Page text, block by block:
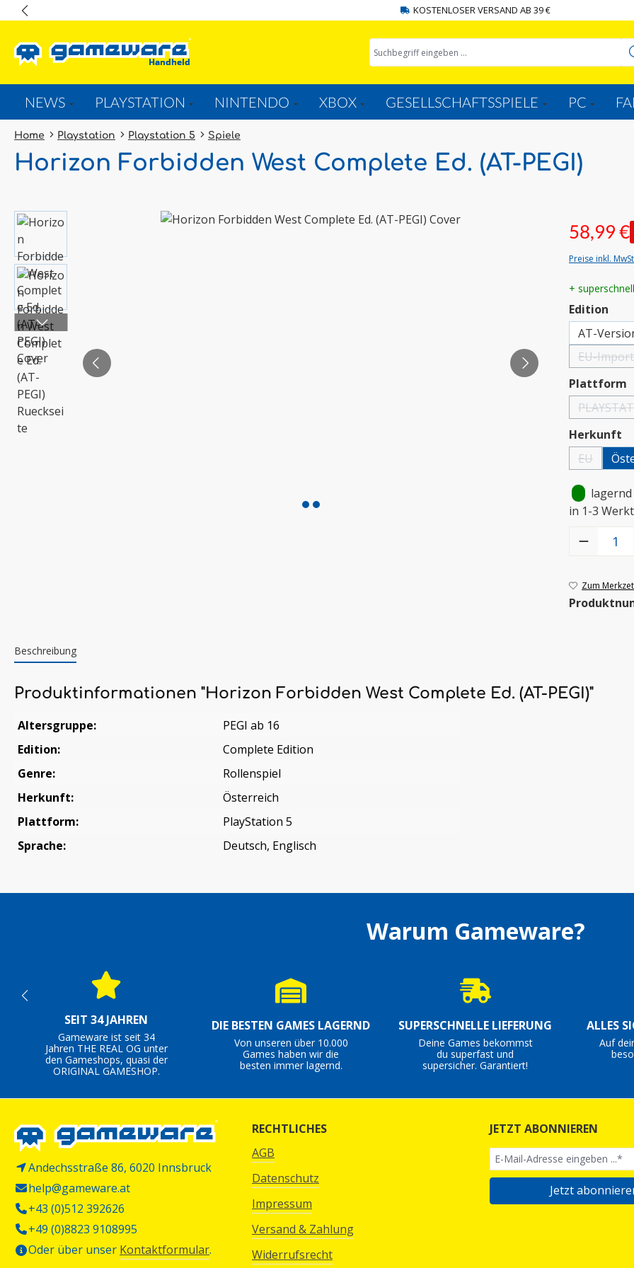
KOSTENLOSER VERSAND AB 39 €
NEWS PLAYSTATION NINTENDO XBOX GESELLSCHAFTSSPIELE PC
Home Playstation Playstation 5 Spiele
Horizon Forbidden West Complete Ed. (AT-PEGI)
Bildergalerie überspringen
58,99 €
Preise inkl.
+
Edition
AT-
EU-Import
(Diese
Plattform
Herkunft
EU(Diese
lagernd
in 1-3
Produkt
Zum
Beschreibung
Produktinformationen "Horizon Forbidden West Complete Ed. (AT-PEGI)"
Altersgruppe:
PEGI ab 16
Edition:
Complete Edition
Genre:
Rollenspiel
Herkunft:
Österreich
Plattform:
PlayStation 5
Sprache:
Deutsch, Englisch
Warum Gameware?
SEIT 34 JAHREN
Gameware ist seit 34
Jahren THE REAL OG unter
den Gameshops, quasi der
ORIGINAL GAMESHOP.
DIE BESTEN GAMES LAGERND
Von unseren über 10.000
Games haben wir die
besten immer lagernd.
SUPERSCHNELLE LIEFERUNG
Deine Games bekommst
du superfast und
supersicher. Garantiert!
ALLES
Auf
Andechsstraße 86, 6020 Innsbruck
help@gameware.at
+43 (0)512 392626
+49 (0)8823 9108995
Oder über unser Kontaktformular.
RECHTLICHES
AGB
Datenschutz
Impressum
Versand & Zahlung
Widerrufsrecht
JETZT ABONNIEREN
Jetzt